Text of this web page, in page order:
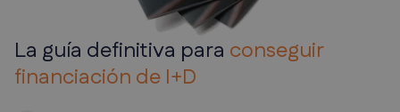
La guía definitiva para conseguir
financiación de I+D